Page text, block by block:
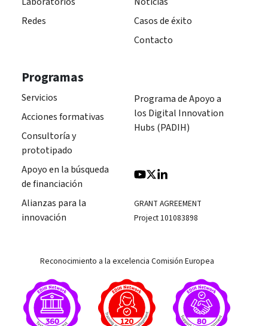
Redes
Casos de éxito
Contacto
Programas
Servicios
Acciones formativas
Consultoría y
prototipado
Apoyo en la búsqueda
de financiación
Alianzas para la
innovación
Programa de Apoyo a
los Digital Innovation
Hubs (PADIH)
GRANT AGREEMENT
Project 101083898
Reconocimiento a la excelencia Comisión Europea